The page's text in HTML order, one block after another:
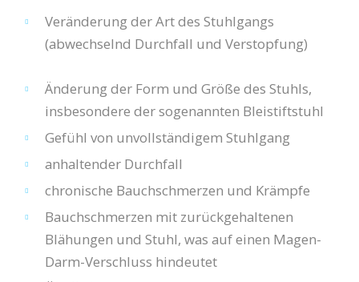
Veränderung der Art des Stuhlgangs
(abwechselnd Durchfall und Verstopfung)
Änderung der Form und Größe des Stuhls,
insbesondere der sogenannten Bleistiftstuhl
Gefühl von unvollständigem Stuhlgang
anhaltender Durchfall
chronische Bauchschmerzen und Krämpfe
Bauchschmerzen mit zurückgehaltenen
Blähungen und Stuhl, was auf einen Magen-
Darm-Verschluss hindeutet